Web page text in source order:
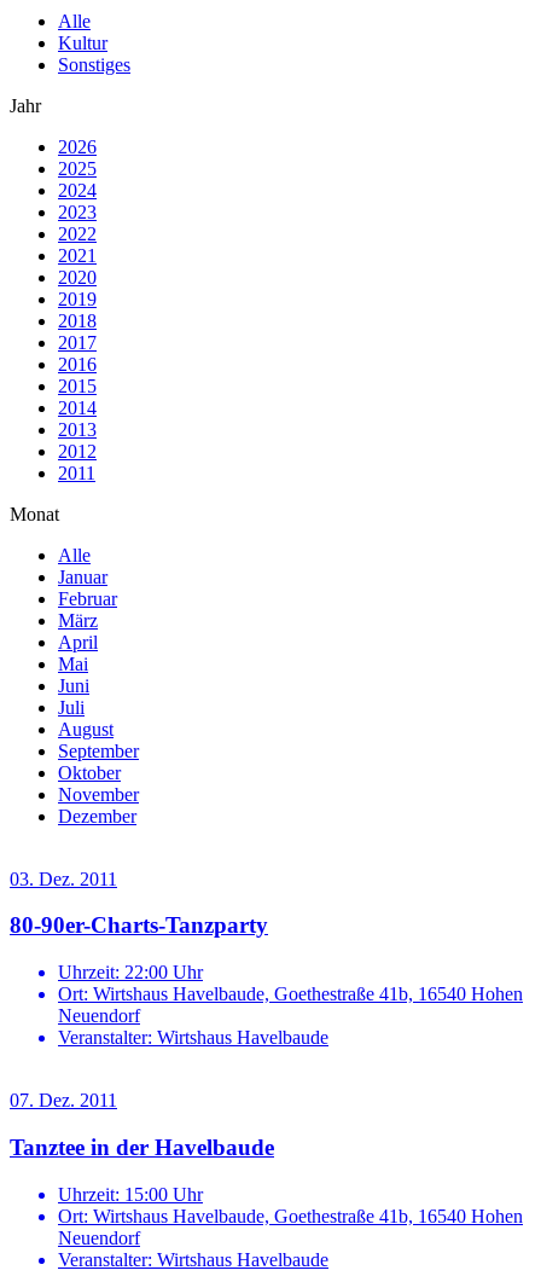
Alle
Kultur
Sonstiges
Jahr
2026
2025
2024
2023
2022
2021
2020
2019
2018
2017
2016
2015
2014
2013
2012
2011
Monat
Alle
Januar
Februar
März
April
Mai
Juni
Juli
August
September
Oktober
November
Dezember
03. Dez. 2011
80-90er-Charts-Tanzparty
Uhrzeit: 22:00 Uhr
Ort: Wirtshaus Havelbaude, Goethestraße 41b, 16540 Hohen
Neuendorf
Veranstalter: Wirtshaus Havelbaude
07. Dez. 2011
Tanztee in der Havelbaude
Uhrzeit: 15:00 Uhr
Ort: Wirtshaus Havelbaude, Goethestraße 41b, 16540 Hohen
Neuendorf
Veranstalter: Wirtshaus Havelbaude